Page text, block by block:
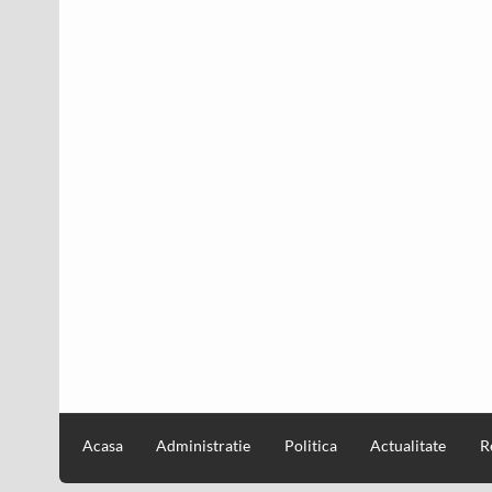
Acasa Administratie Politica Actualitate